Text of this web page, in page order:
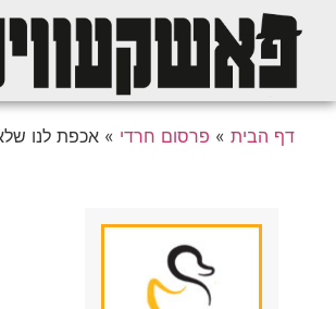
דף הבית » פרסום חרדי »אכפת לנו